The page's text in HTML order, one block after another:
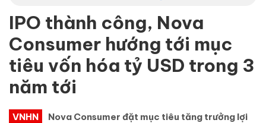
IPO thành công, Nova
Consumer hướng tới mục
tiêu vốn hóa tỷ USD trong 3
năm tới
VNHN
Nova Consumer đặt mục tiêu tăng trưởng lợi